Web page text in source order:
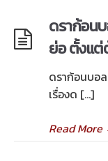
ดราก้อน
ย่อ ตั้งแ
ดราก้อนบอ
เรื่องด […]
Read More